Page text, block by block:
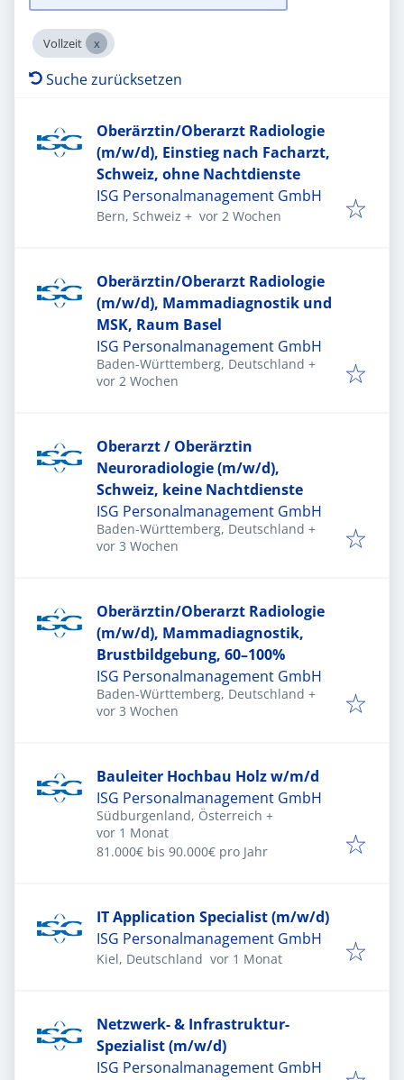
Vollzeit
Suche zurücksetzen
Oberärztin/Oberarzt Radiologie
(m/w/d), Einstieg nach Facharzt,
Schweiz, ohne Nachtdienste
ISG Personalmanagement GmbH
Bern, Schweiz + Veröffentlicht:
vor 2 Wochen
Oberärztin/Oberarzt Radiologie
(m/w/d), Mammadiagnostik und
MSK, Raum Basel
ISG Personalmanagement GmbH
Baden-Württemberg, Deutschland +
Veröffentlicht:
vor 2 Wochen
Oberarzt / Oberärztin
Neuroradiologie (m/w/d),
Schweiz, keine Nachtdienste
ISG Personalmanagement GmbH
Baden-Württemberg, Deutschland +
Veröffentlicht:
vor 3 Wochen
Oberärztin/Oberarzt Radiologie
(m/w/d), Mammadiagnostik,
Brustbildgebung, 60–100%
ISG Personalmanagement GmbH
Baden-Württemberg, Deutschland +
Veröffentlicht:
vor 3 Wochen
Bauleiter Hochbau Holz w/m/d
ISG Personalmanagement GmbH
Südburgenland, Österreich +
Veröffentlicht
vor 1 Monat
81.000€ bis 90.000€ pro Jahr
IT Application Specialist (m/w/d)
ISG Personalmanagement GmbH
Kiel, Deutschland Veröffentlicht
vor 1 Monat
Netzwerk- & Infrastruktur-
Spezialist (m/w/d)
ISG Personalmanagement GmbH